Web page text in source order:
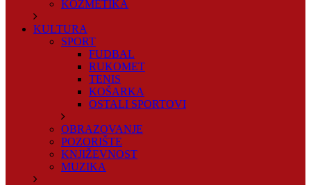
KOZMETIKA
KULTURA
SPORT
FUDBAL
RUKOMET
TENIS
KOŠARKA
OSTALI SPORTOVI
OBRAZOVANJE
POZORIŠTE
KNJIŽEVNOST
MUZIKA